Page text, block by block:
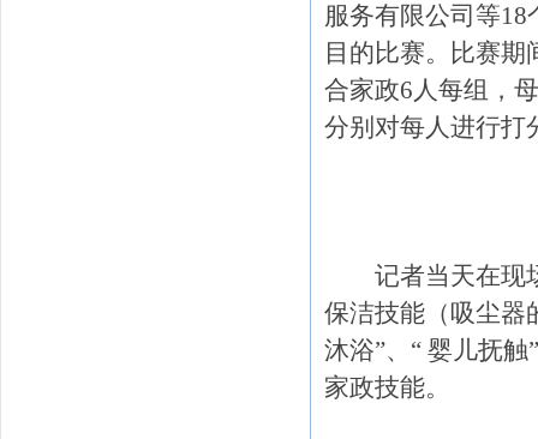
服务有限公司等
目的比赛。比赛期
合家政6人每组，
分别对每人进行打
记者当天在现场
保洁技能（吸尘器
沐浴”、“ 婴儿抚
家政技能。